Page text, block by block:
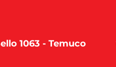
1063 - Temuco